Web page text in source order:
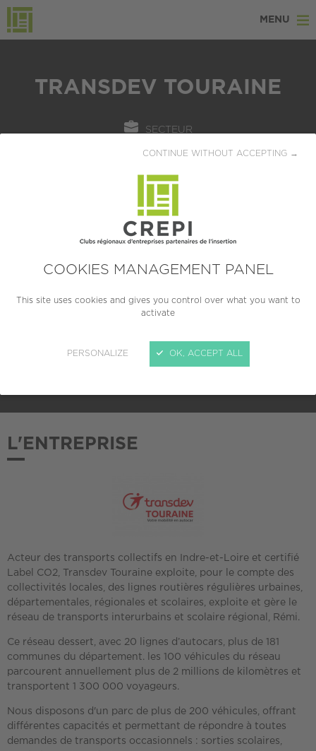
COOKIES MANAGEMENT PANEL
This site uses cookies and gives you control over what you want to
activate
PERSONALIZE
CONTINUE WITHOUT ACCEPTING →
OK, ACCEPT ALL
MENU
TRANSDEV TOURAINE
SECTEUR
Transport / Logistique / Manutention
LOCALISATION
TOURS (37000)
CRÉATION
PME (10 à 249 salariés)
2022
L'ENTREPRISE
Acteur des transports collectifs en Indre-et-Loire et certifié
Label CO2, Transdev Touraine exploite, pour le compte des
collectivités locales, des lignes routières régulières urbaines,
départementales, régionales et scolaires, exploite et gère le
réseau de transports interurbains et scolaire régional, Rémi.
Ce réseau dessert, avec 20 lignes d’autocars, plus de 181
communes du département. les 100 véhicules du réseau
parcourent annuellement plus de 2 millions de kilomètres et
transportent 1 300 000 voyageurs.
Nous disposons d'un parc de plus de 200 véhicules, offrant
différentes capacités et permettant de répondre à toutes
demandes de transports occasionnels : sorties scolaires,